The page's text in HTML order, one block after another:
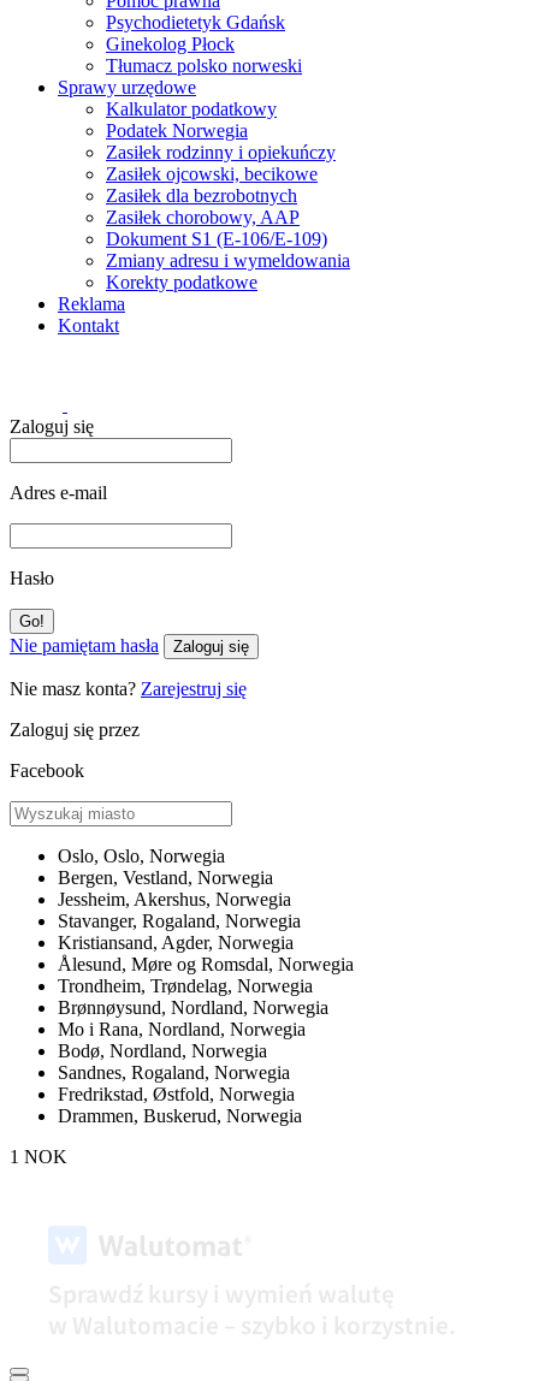
Psychodietetyk Gdańsk
Ginekolog Płock
Tłumacz polsko norweski
Sprawy urzędowe
Kalkulator podatkowy
Podatek Norwegia
Zasiłek rodzinny i opiekuńczy
Zasiłek ojcowski, becikowe
Zasiłek dla bezrobotnych
Zasiłek chorobowy, AAP
Dokument S1 (E-106/E-109)
Zmiany adresu i wymeldowania
Korekty podatkowe
Reklama
Kontakt
Zaloguj się
Adres e-mail
Hasło
Nie pamiętam hasła Zaloguj się
Nie masz konta? Zarejestruj się
Zaloguj się przez
Facebook
Oslo, Oslo, Norwegia
Bergen, Vestland, Norwegia
Jessheim, Akershus, Norwegia
Stavanger, Rogaland, Norwegia
Kristiansand, Agder, Norwegia
Ålesund, Møre og Romsdal, Norwegia
Trondheim, Trøndelag, Norwegia
Brønnøysund, Nordland, Norwegia
Mo i Rana, Nordland, Norwegia
Bodø, Nordland, Norwegia
Sandnes, Rogaland, Norwegia
Fredrikstad, Østfold, Norwegia
Drammen, Buskerud, Norwegia
1 NOK